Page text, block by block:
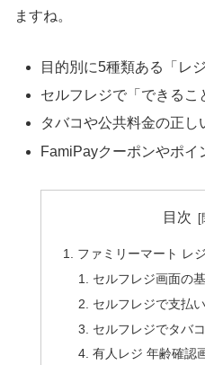
ますね。
目的別に5種類ある「レ
セルフレジで「できるこ
タバコや公共料金の正し
FamiPayクーポンやポイ
目次
ファミリーマート レ
セルフレジ画面の
セルフレジで支払
セルフレジでタバ
有人レジ 年齢確認